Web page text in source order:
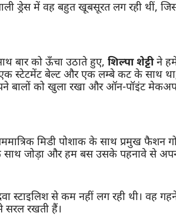
वाली ड्रेस में वह बहुत खूबसूरत लग रही थीं,
बार को ऊँचा उठाते हुए, शिल्पा शेट्टीने
स्टेटमेंट बेल्ट और एक लम्बे कट के साथ
बालों को खुला रखा और ऑन-पॉइंट
मिडी पोशाक के साथ प्रमुख फैशन
जोड़ा और हम बस उसके पहनावे से
स्टाइलिश से कम नहीं लग रही थी। वह
रखती हैं।